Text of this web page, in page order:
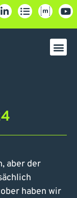
aber der
haben wir